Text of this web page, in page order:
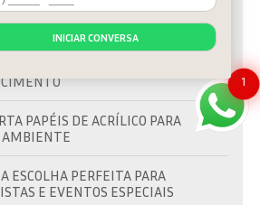
OS SEGREDOS POR
AMBIENTE
E EVENTOS ESPECIAIS
1
INICIAR CONVERSA